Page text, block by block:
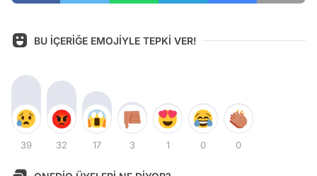
BU İÇERİĞE EMOJİYLE TEPKİ VER!
39 32 17 3 1 0 0